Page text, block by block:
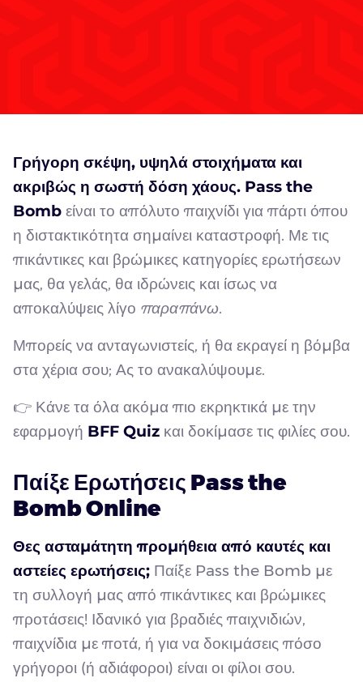
Γρήγορη σκέψη, υψηλά στοιχήματα και
ακριβώς η σωστή δόση χάους. Pass the
Bomb είναι το απόλυτο παιχνίδι για πάρτι όπου
η διστακτικότητα σημαίνει καταστροφή. Με τις
πικάντικες και βρώμικες κατηγορίες ερωτήσεων
μας, θα γελάς, θα ιδρώνεις και ίσως να
αποκαλύψεις λίγο παραπάνω.
Μπορείς να ανταγωνιστείς, ή θα εκραγεί η βόμβα
στα χέρια σου; Ας το ανακαλύψουμε.
👉 Κάνε τα όλα ακόμα πιο εκρηκτικά με την
εφαρμογή BFF Quiz και δοκίμασε τις φιλίες σου.
Παίξε Ερωτήσεις Pass the
Bomb Online
Θες ασταμάτητη προμήθεια από καυτές και
αστείες ερωτήσεις; Παίξε Pass the Bomb με
τη συλλογή μας από πικάντικες και βρώμικες
προτάσεις! Ιδανικό για βραδιές παιχνιδιών,
παιχνίδια με ποτά, ή για να δοκιμάσεις πόσο
γρήγοροι (ή αδιάφοροι) είναι οι φίλοι σου.